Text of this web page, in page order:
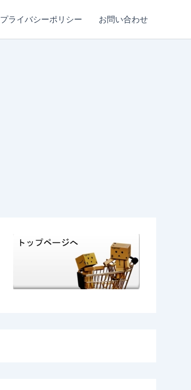
プライバシーポリシー お問い合わせ